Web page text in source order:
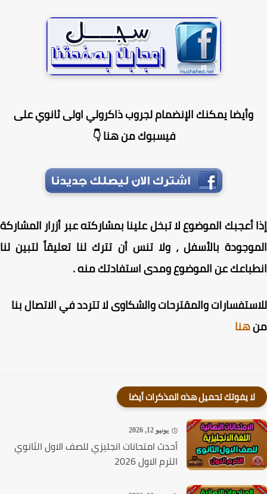
وأيضا يمكنك الإنضمام لجروب ذاكرولي اولى ثانوي على
فيسبوك من هنا 👇
أعجبك الموضوع لا تبخل علينا بمشاركته عبر أزرار المشاركة
بالأسفل ، ولا تنس أن تترك لنا تعليقاً لتبين لنا
عن الموضوع ومدى استفادتك منه .
والمقترحات والشكاوى لا تتردد في الاتصال بنا
هنا
لا يفوتك تحميل هذه المذكرات أيضا
يونيو 12, 2026
أحدث امتحانات انجليزي للصف الاول الثانوي
الترم الاول 2026